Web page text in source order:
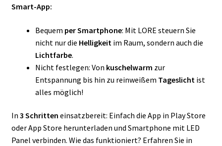
Smart-App:
Bequem per Smartphone: Mit LORE steuern Sie
nicht nur die Helligkeit im Raum, sondern auch die
Lichtfarbe.
Nicht festlegen: Von kuschelwarm zur
Entspannung bis hin zu reinweißem Tageslicht ist
alles möglich!
In 3 Schritten einsatzbereit: Einfach die App in Play Store
oder App Store herunterladen und Smartphone mit LED
Panel verbinden. Wie das funktioniert? Erfahren Sie in